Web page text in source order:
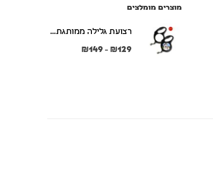
מוצרים מומלצים
רצועת גלילה ממותגת משני הצדדים צבע שחור במידות S + M
₪129
–
₪149